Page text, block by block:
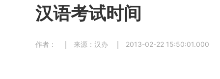
汉语考试时间
作者： 来源：汉办 2013-02-22 15:50:01.000